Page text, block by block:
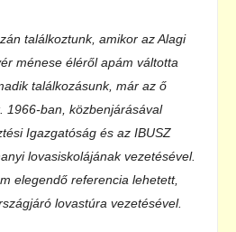
találkoztunk, amikor az Alagi
ménese éléről apám váltotta
találkozásunk, már az ő
1966-ban, közbenjárásával
Igazgatóság és az IBUSZ
lovasiskolájának vezetésével.
elegendő referencia lehetett,
lovastúra vezetésével.